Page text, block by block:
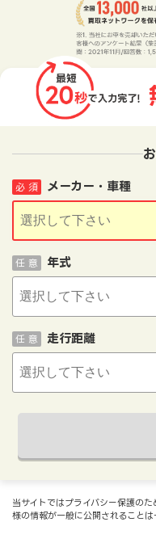
メーカー・車種
必 須
年式
任 意
走行距離
任 意
当サイトではプライバシー保護の
様の情報が一般に公開されること